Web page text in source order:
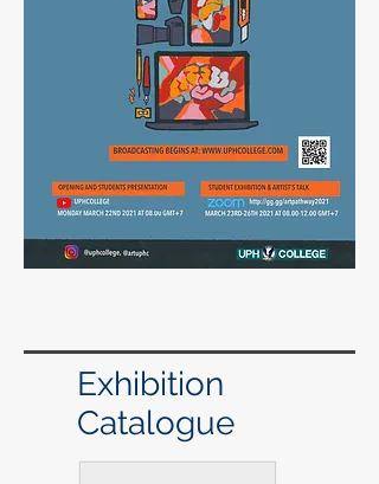
Exhibition
Catalogue